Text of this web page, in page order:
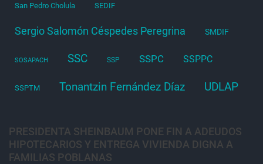
San Pedro Cholula SEDIF
Sergio Salomón Céspedes Peregrina SMDIF
SOSAPACH SSC SSP SSPC SSPPC
SSPTM Tonantzin Fernández Díaz UDLAP
PRESIDENTA SHEINBAUM PONE FIN A ADEUDOS
HIPOTECARIOS Y ENTREGA VIVIENDA DIGNA A
FAMILIAS POBLANAS